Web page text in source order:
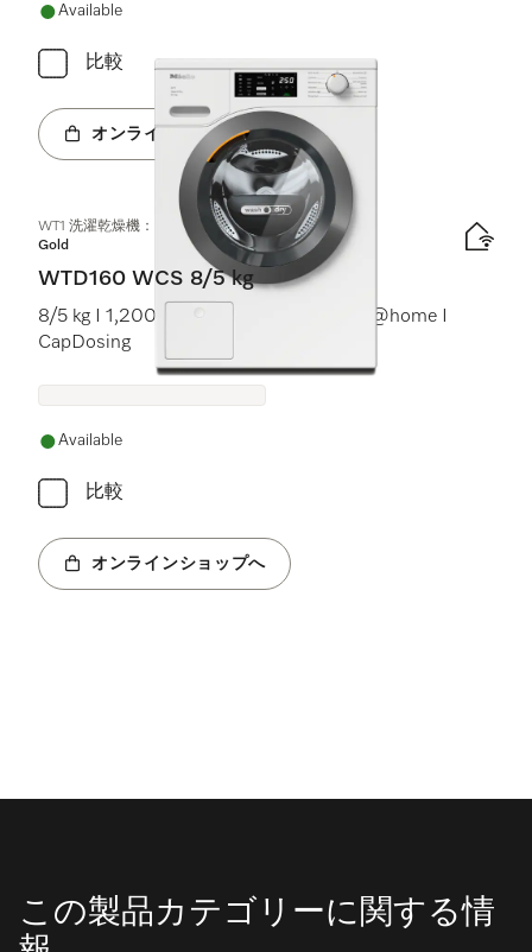
Available
比較
オンラインショップへ
WT1 洗濯乾燥機：
Gold
WTD160 WCS 8/5 kg
8/5 kg I 1,200 rpm I PerfectCare I Miele@home I
CapDosing
Available
比較
オンラインショップへ
この製品カテゴリーに関する情